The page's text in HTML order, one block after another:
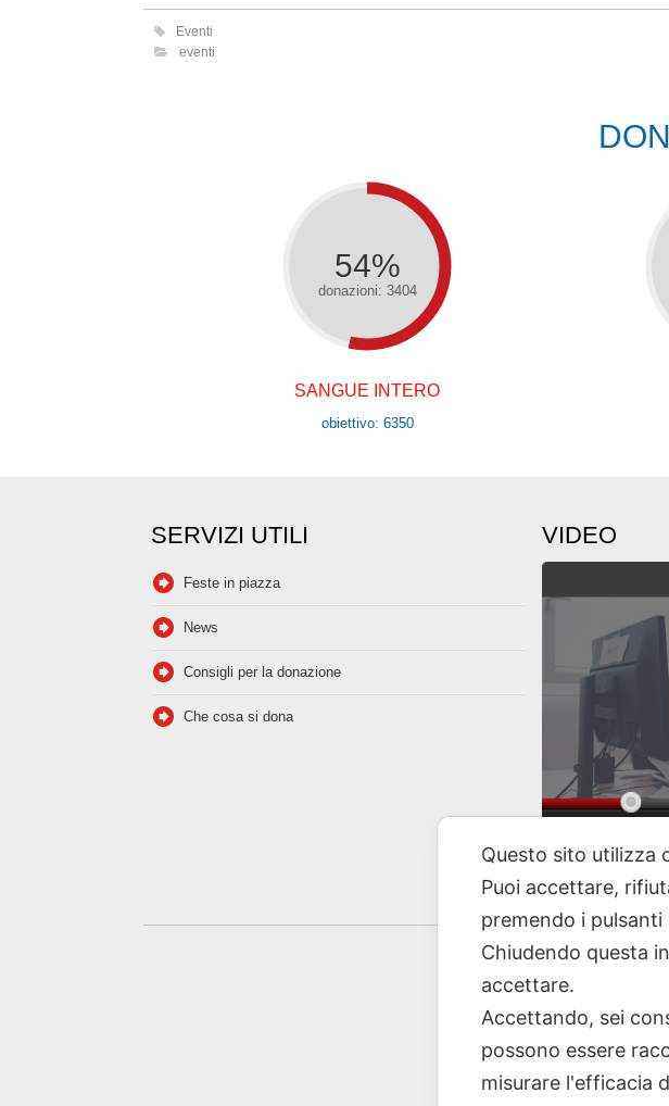
Eventi
eventi
54%
donazioni: 3404
SANGUE INTERO
obiettivo: 6350
SERVIZI UTILI
Feste in piazza
News
Consigli per la donazione
Che cosa si dona
VIDEO
Vai al nostro
Questo sito utilizza
Puoi accettare,
premendo i pulsanti
Chiudendo questa
accettare.
Accettando, sei
possono essere
misurare l'efficacia